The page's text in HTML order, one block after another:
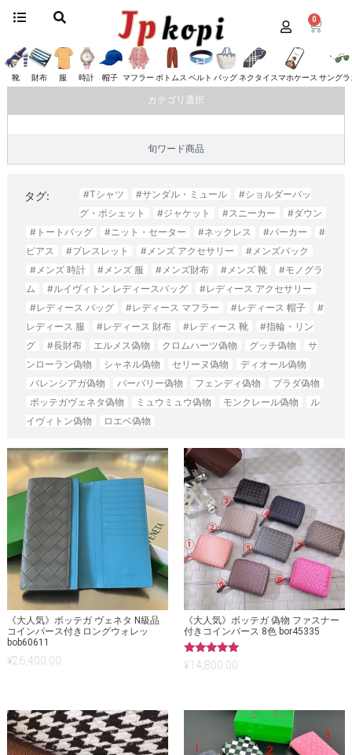
0
靴 財布 服 時計 帽子 マフラー ボトムス ベルト バッグネクタイ スマホケース サング
/ ボッテガヴェネタ
ボッテガヴェネタ
カテゴリ選択
旬ワード商品
タグ: #Tシャツ #サンダル・ミュール
#ショルダーバッ
グ・ポシェット
#ジャケット #スニーカー
#ダウン
#トートバッグ
#ニット・セーター #ネックレス #パーカー
#
ピアス
#ブレスレット #メンズ アクセサリー
#メンズバック
#メンズ 時計
#メンズ 服 #メンズ財布 #メンズ 靴
#モノグラ
ム
#ルイヴィトン レディースバッグ
#レディース アクセサリー
#レディース バッグ
#レディース マフラー #レディース 帽子
#
レディース 服
#レディース 財布 #レディース 靴
#指輪・リン
グ
#長財布 エルメス偽物 クロムハーツ偽物 グッチ偽物
サ
ンローラン偽物
シャネル偽物 セリーヌ偽物
ディオール偽物
バレンシアガ偽物
バーバリー偽物 フェンディ偽物
プラダ偽物
ボッテガヴェネタ偽物
ミュウミュウ偽物 モンクレール偽物
ル
イヴィトン偽物
ロエベ偽物
《大人気》ボッテガ ヴェネタ N級品
コインパース付きロングウォレッ
bob60611
¥26,400.00
《大人気》ボッテガ 偽物 ファスナー
付きコインパース 8色 bor45335
5段階中
5.00
¥14,800.00